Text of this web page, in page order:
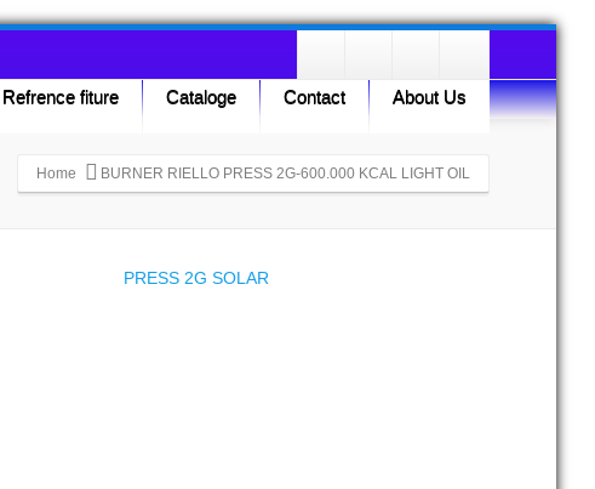
Refrence fiture Cataloge Contact About Us
Home BURNER RIELLO PRESS 2G-600.000 KCAL LIGHT OIL